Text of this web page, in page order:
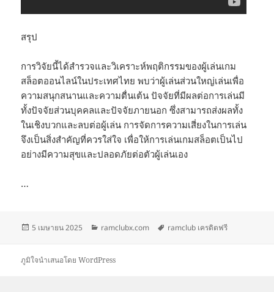
สรุป
การวิจัยนี้ได้สำรวจและวิเคราะห์พฤติกรรมของผู้เล่นเกม
สล็อตออนไลน์ในประเทศไทย พบว่าผู้เล่นส่วนใหญ่เล่นเพื่อ
ความสนุกสนานและความตื่นเต้น ปัจจัยที่มีผลต่อการเล่นมี
ทั้งปัจจัยส่วนบุคคลและปัจจัยภายนอก ซึ่งสามารถส่งผลทั้ง
ในเชิงบวกและลบต่อผู้เล่น การจัดการความเสี่ยงในการเล่น
จึงเป็นสิ่งสำคัญที่ควรใส่ใจ เพื่อให้การเล่นเกมสล็อตเป็นไป
อย่างมีความสุขและปลอดภัยต่อตัวผู้เล่นเอง
…
เขียน
5 เมษายน 2025
หมวด
ramclubx.com
ป้าย
ramclub เครดิตฟรี
ภูมิใจนำเสนอโดย WordPress